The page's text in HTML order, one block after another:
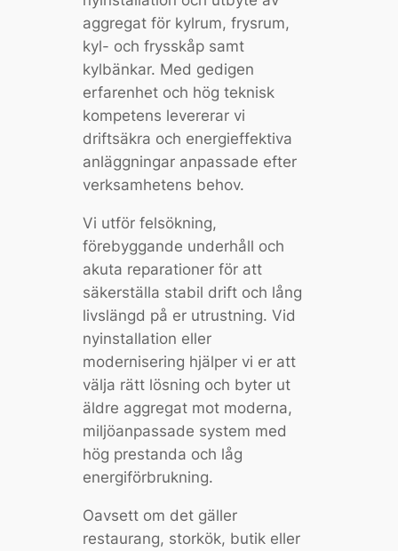
aggregat för kylrum, frysrum,
kyl- och frysskåp samt
kylbänkar. Med gedigen
erfarenhet och hög teknisk
kompetens levererar vi
driftsäkra och energieffektiva
anläggningar anpassade efter
verksamhetens behov.
Vi utför felsökning,
förebyggande underhåll och
akuta reparationer för att
säkerställa stabil drift och lång
livslängd på er utrustning. Vid
nyinstallation eller
modernisering hjälper vi er att
välja rätt lösning och byter ut
äldre aggregat mot moderna,
miljöanpassade system med
hög prestanda och låg
energiförbrukning.
Oavsett om det gäller
restaurang, storkök, butik eller